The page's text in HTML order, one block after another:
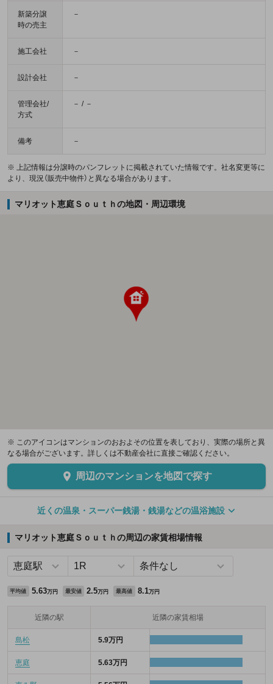
新築分譲
時の売主
－
施工会社 －
設計会社 －
管理会社/
方式
－ / －
備考 －
※ 上記情報は分譲時のパンフレットに掲載されていた情報です。社名変更等に
より、現況（販売中物件）と異なる場合があります。
マリオット恵庭Ｓｏｕｔｈの地図・周辺環境
※ このアイコンはマンションのおおよその位置を表しており、実際の場所と異
なる場合がございます。詳しくは不動産会社に直接ご確認ください。
周辺のマンションを地図で探す
近くの温泉・スーパー銭湯・銭湯などの温浴施設
マリオット恵庭Ｓｏｕｔｈの周辺の家賃相場情報
平均値 5.63万円 最安値 2.5万円 最高値 8.1万円
近隣の駅 近隣の家賃相場
島松 5.9万円
恵庭 5.63万円